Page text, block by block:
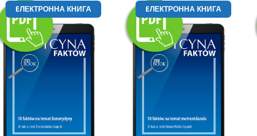
EЛЕКТРОННА КНИГА EЛЕКТРОННА КНИГА